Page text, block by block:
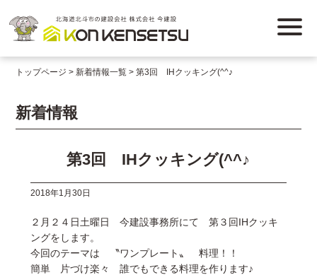
トップページ 新着情報一覧 第3回 IHクッキング(^^♪
新着情報
第3回 IHクッキング(^^♪
2018年1月30日
２月２４日土曜日 今建設事務所にて 第３回IHクッキ
ングをします。
今回のテーマは 〝ワンプレート〟 料理！！
簡単 片づけ楽々 誰でもできる料理を作ります♪